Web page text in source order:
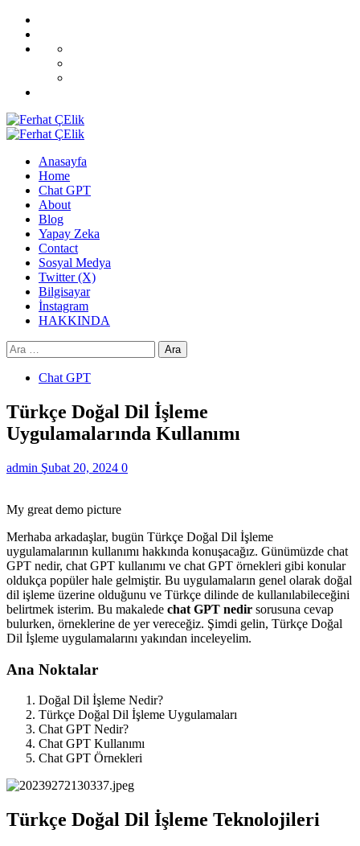
Skip
content
Demos
Primary
Anasayfa
Home
Chat GPT
About
Blog
Yapay Zeka
Contact
Sosyal Medya
Twitter (X)
Bilgisayar
İnstagram
HAKKINDA
Arama:
Chat GPT
Türkçe Doğal Dil İşleme
Uygulamalarında Kullanımı
admin Şubat 20, 2024 0
My great demo picture
Merhaba arkadaşlar, bugün Türkçe Doğal Dil İşleme
uygulamalarının kullanımı hakkında konuşacağız. Günümüzde chat
GPT nedir, chat GPT kullanımı ve chat GPT örnekleri gibi konular
oldukça popüler hale gelmiştir. Bu uygulamaların genel olarak doğal
dil işleme üzerine olduğunu ve Türkçe dilinde de kullanılabileceğini
belirtmek isterim. Bu makalede chat GPT nedir sorusuna cevap
bulurken, örneklerine de yer vereceğiz. Şimdi gelin, Türkçe Doğal
Dil İşleme uygulamalarını yakından inceleyelim.
Ana Noktalar
Doğal Dil İşleme Nedir?
Türkçe Doğal Dil İşleme Uygulamaları
Chat GPT Nedir?
Chat GPT Kullanımı
Chat GPT Örnekleri
Türkçe Doğal Dil İşleme Teknolojileri